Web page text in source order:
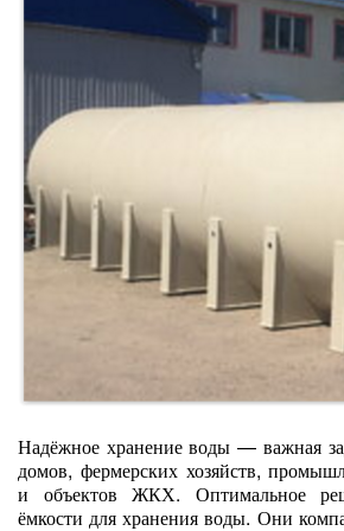
Надёжное хранение воды — важная
домов, фермерских хозяйств,
и объектов ЖКХ. Оптимальное
ёмкости для хранения воды. Они